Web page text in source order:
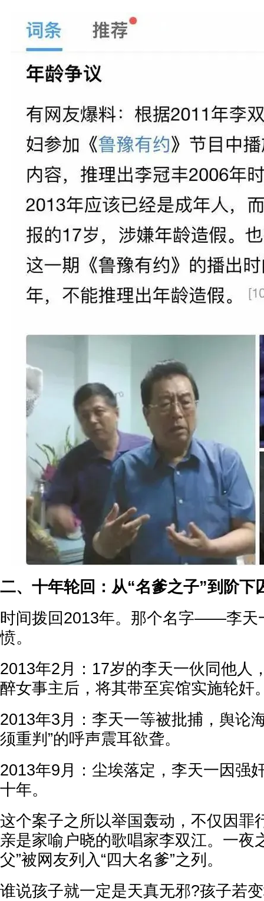
二、十年轮回：从“名爹之子”到阶下
时间拨回2013年。那个名字——李天
愤。
2013年2月：17岁的李天一伙同他人
醉女事主后，将其带至宾馆实施轮奸
2013年3月：李天一等被批捕，舆论
须重判”的呼声震耳欲聋。
2013年9月：尘埃落定，李天一因强
十年。
这个案子之所以举国轰动，不仅因罪
亲是家喻户晓的歌唱家李双江。一夜
父”被网友列入“四大名爹”之列。
谁说孩子就一定是天真无邪?孩子若